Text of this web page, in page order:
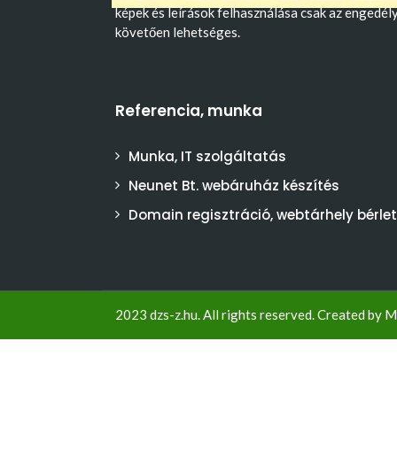
képek és leírások felhasználása csak az
követően lehetséges.
Referencia, munka
Munka, IT szolgáltatás
Neunet Bt. webáruház készítés
Domain regisztráció, webtárhely bérlet
2023 dzs-z.hu. All rights reserved. Created by